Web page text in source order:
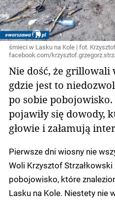
śmieci w Lasku na Kole | fot.
facebook.com/
Nie dość, że grillowali
gdzie jest to
po sobie
pojawiły się dowody,
głowie i załamują
Pierwsze dni wiosny nie
Woli Krzysztof Strzałkowski
pobojowisko, które
Lasku na Kole. Niestety nie